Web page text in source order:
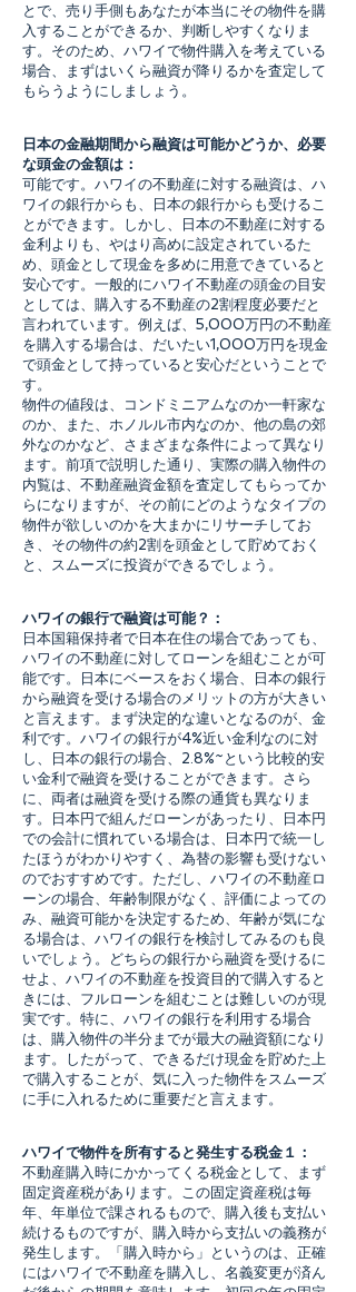
とで、売り手側もあなたが本当にその物件を購
入することができるか、判断しやすくなりま
す。そのため、ハワイで物件購入を考えている
場合、まずはいくら融資が降りるかを査定して
もらうようにしましょう。
日本の金融期間から融資は可能かどうか、必要
な頭金の金額は：
可能です。ハワイの不動産に対する融資は、ハ
ワイの銀行からも、日本の銀行からも受けるこ
とができます。しかし、日本の不動産に対する
金利よりも、やはり高めに設定されているた
め、頭金として現金を多めに用意できていると
安心です。一般的にハワイ不動産の頭金の目安
としては、購入する不動産の2割程度必要だと
言われています。例えば、5,000万円の不動産
を購入する場合は、だいたい1,000万円を現金
で頭金として持っていると安心だということで
す。
物件の値段は、コンドミニアムなのか一軒家な
のか、また、ホノルル市内なのか、他の島の郊
外なのかなど、さまざまな条件によって異なり
ます。前項で説明した通り、実際の購入物件の
内覧は、不動産融資金額を査定してもらってか
らになりますが、その前にどのようなタイプの
物件が欲しいのかを大まかにリサーチしてお
き、その物件の約2割を頭金として貯めておく
と、スムーズに投資ができるでしょう。
ハワイの銀行で融資は可能？：
日本国籍保持者で日本在住の場合であっても、
ハワイの不動産に対してローンを組むことが可
能です。日本にベースをおく場合、日本の銀行
から融資を受ける場合のメリットの方が大きい
と言えます。まず決定的な違いとなるのが、金
利です。ハワイの銀行が4%近い金利なのに対
し、日本の銀行の場合、2.8%~という比較的安
い金利で融資を受けることができます。さら
に、両者は融資を受ける際の通貨も異なりま
す。日本円で組んだローンがあったり、日本円
での会計に慣れている場合は、日本円で統一し
たほうがわかりやすく、為替の影響も受けない
のでおすすめです。ただし、ハワイの不動産ロ
ーンの場合、年齢制限がなく、評価によっての
み、融資可能かを決定するため、年齢が気にな
る場合は、ハワイの銀行を検討してみるのも良
いでしょう。どちらの銀行から融資を受けるに
せよ、ハワイの不動産を投資目的で購入すると
きには、フルローンを組むことは難しいのが現
実です。特に、ハワイの銀行を利用する場合
は、購入物件の半分までが最大の融資額になり
ます。したがって、できるだけ現金を貯めた上
で購入することが、気に入った物件をスムーズ
に手に入れるために重要だと言えます。
ハワイで物件を所有すると発生する税金１：
不動産購入時にかかってくる税金として、まず
固定資産税があります。この固定資産税は毎
年、年単位で課されるもので、購入後も支払い
続けるものですが、購入時から支払いの義務が
発生します。「購入時から」というのは、正確
にはハワイで不動産を購入し、名義変更が済ん